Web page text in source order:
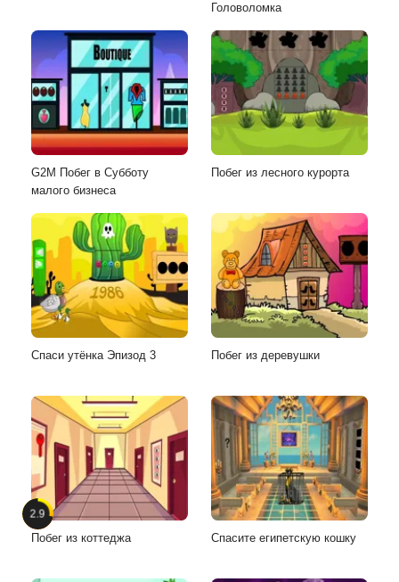
Головоломка
G2M Побег в Субботу
малого бизнеса
Побег из лесного курорта
Спаси утёнка Эпизод 3 Побег из деревушки
2.9
Побег из коттеджа Спасите египетскую кошку